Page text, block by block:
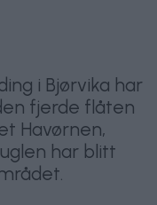
i Bjørvika har
fjerde flåten
Havørnen,
har blitt